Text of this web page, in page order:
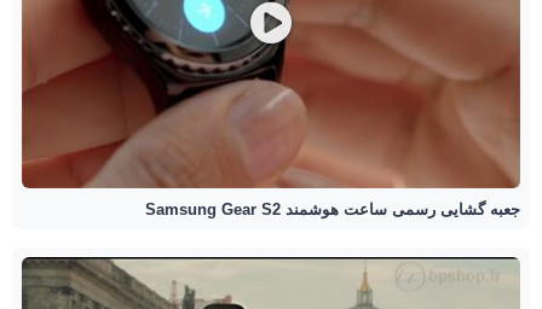
جعبه گشایی رسمی ساعت هوشمند Samsung Gear S2